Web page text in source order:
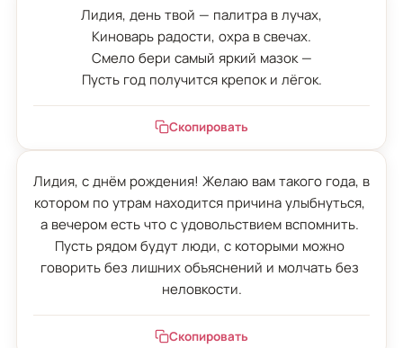
Лидия, день твой — палитра в лучах,
Киноварь радости, охра в свечах.
Смело бери самый яркий мазок —
Пусть год получится крепок и лёгок.
Скопировать
Лидия, с днём рождения! Желаю вам такого года, в
котором по утрам находится причина улыбнуться,
а вечером есть что с удовольствием вспомнить.
Пусть рядом будут люди, с которыми можно
говорить без лишних объяснений и молчать без
неловкости.
Скопировать